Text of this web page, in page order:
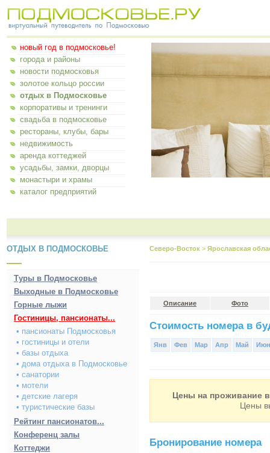
новый год в подмосковье!
города и районы
новости подмосковья
золотое кольцо россии
отдых в Подмосковье
корпоративы и тренинги
свадьба в подмосковье
рестораны, клубы, бары
недвижимость
аренда коттеджей
усадьбы, замки, дворцы
монастыри и храмы
каталог предприятий
ОТДЫХ В ПОДМОСКОВЬЕ
Туры в Подмосковье
Выходные в Подмосковье
Горные лыжи
Гостиницы, пансионаты...
• пансионаты Подмосковья
• гостиницы и отели
• базы отдыха
• дома отдыха в Подмосковье
• санатории
• мотели
• детские лагеря
• туристические базы
Рейтинг пансионатов...
Конференц залы
Коттеджи
Северо-Восток > Ярославская
Описание Фото
Стоимость номера в
Янв Фев Мар Апр Май Июн
Цены на проживание
Цены
Бронирование номера